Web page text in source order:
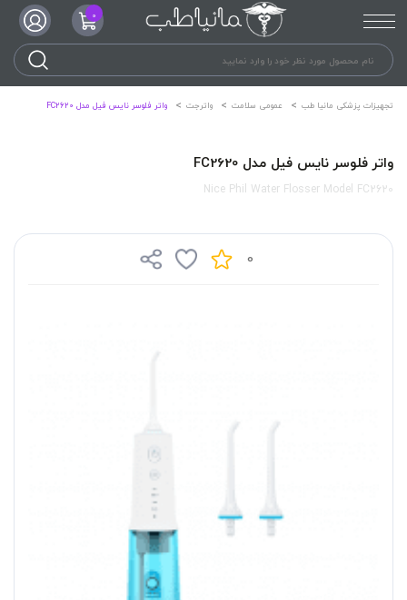
0
تجهیزات پزشکی مانیا طب عمومی سلامت واترجت واتر فلوسر نایس فیل مدل FC2620
واتر فلوسر نایس فیل مدل FC2620
Nice Phil Water Flosser Model FC2620
0